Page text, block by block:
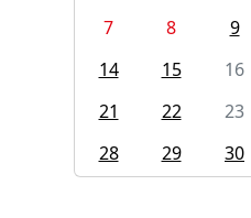
7
8 9
14
15 16
21
22 23
28
29 30